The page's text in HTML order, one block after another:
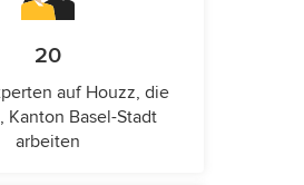
20
auf Houzz, die
Kanton Basel-Stadt
arbeiten